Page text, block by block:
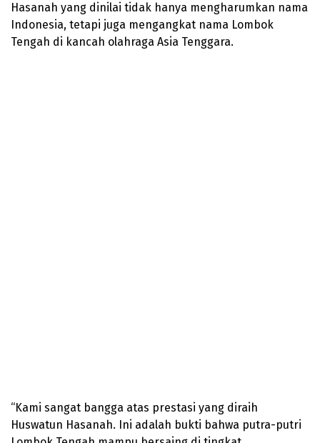
Hasanah yang dinilai tidak hanya mengharumkan nama
Indonesia, tetapi juga mengangkat nama Lombok
Tengah di kancah olahraga Asia Tenggara.
“Kami sangat bangga atas prestasi yang diraih
Huswatun Hasanah. Ini adalah bukti bahwa putra-putri